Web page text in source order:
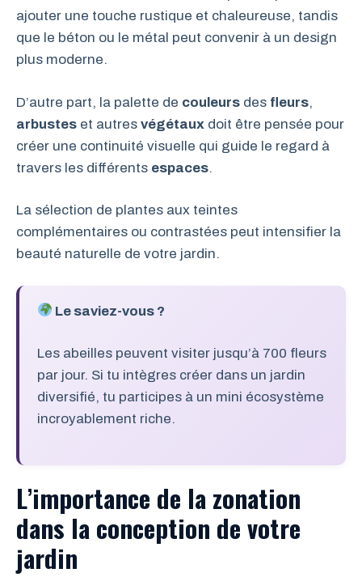
ajouter une touche rustique et chaleureuse, tandis
que le béton ou le métal peut convenir à un design
plus moderne.
D’autre part, la palette de couleurs des fleurs,
arbustes et autres végétaux doit être pensée pour
créer une continuité visuelle qui guide le regard à
travers les différents espaces.
La sélection de plantes aux teintes
complémentaires ou contrastées peut intensifier la
beauté naturelle de votre jardin.
Le saviez-vous ?
Les abeilles peuvent visiter jusqu’à 700 fleurs
par jour. Si tu intègres créer dans un jardin
diversifié, tu participes à un mini écosystème
incroyablement riche.
L’importance de la zonation
dans la conception de votre
jardin